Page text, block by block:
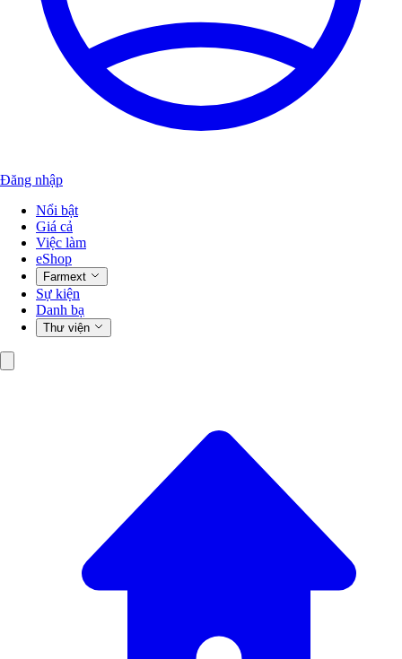
Đăng nhập
Nổi bật
Giá cả
Việc làm
eShop
Farmext
Sự kiện
Danh bạ
Thư viện